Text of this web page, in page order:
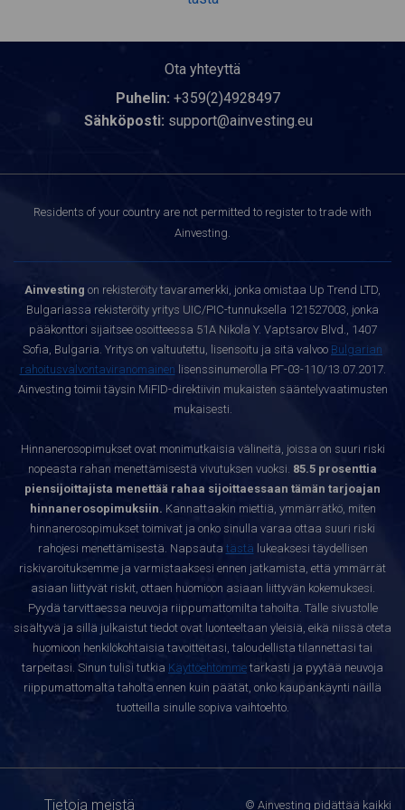
Ota yhteyttä
Puhelin: +359(2)4928497
Sähköposti: support@ainvesting.eu
Residents of your country are not permitted to register to trade with
Ainvesting.
Ainvesting on rekisteröity tavaramerkki, jonka omistaa Up Trend LTD,
Bulgariassa rekisteröity yritys UIC/PIC-tunnuksella 121527003, jonka
pääkonttori sijaitsee osoitteessa 51A Nikola Y. Vaptsarov Blvd., 1407
Sofia, Bulgaria. Yritys on valtuutettu, lisensoitu ja sitä valvoo Bulgarian
rahoitusvalvontaviranomainen lisenssinumerolla РГ-03-110/13.07.2017.
Ainvesting toimii täysin MiFID-direktiivin mukaisten sääntelyvaatimusten
mukaisesti.
Hinnanerosopimukset ovat monimutkaisia välineitä, joissa on suuri riski
nopeasta rahan menettämisestä vivutuksen vuoksi. 85.5 prosenttia
piensijoittajista menettää rahaa sijoittaessaan tämän tarjoajan
hinnanerosopimuksiin. Kannattaakin miettiä, ymmärrätkö, miten
hinnanerosopimukset toimivat ja onko sinulla varaa ottaa suuri riski
rahojesi menettämisestä. Napsauta tästä lukeaksesi täydellisen
riskivaroituksemme ja varmistaaksesi ennen jatkamista, että ymmärrät
asiaan liittyvät riskit, ottaen huomioon asiaan liittyvän kokemuksesi.
Pyydä tarvittaessa neuvoja riippumattomilta tahoilta. Tälle sivustolle
sisältyvä ja sillä julkaistut tiedot ovat luonteeltaan yleisiä, eikä niissä oteta
huomioon henkilökohtaisia tavoitteitasi, taloudellista tilannettasi tai
tarpeitasi. Sinun tulisi tutkia Käyttöehtomme tarkasti ja pyytää neuvoja
riippumattomalta taholta ennen kuin päätät, onko kaupankäynti näillä
tuotteilla sinulle sopiva vaihtoehto.
Tietoja meistä © Ainvesting pidättää kaikki